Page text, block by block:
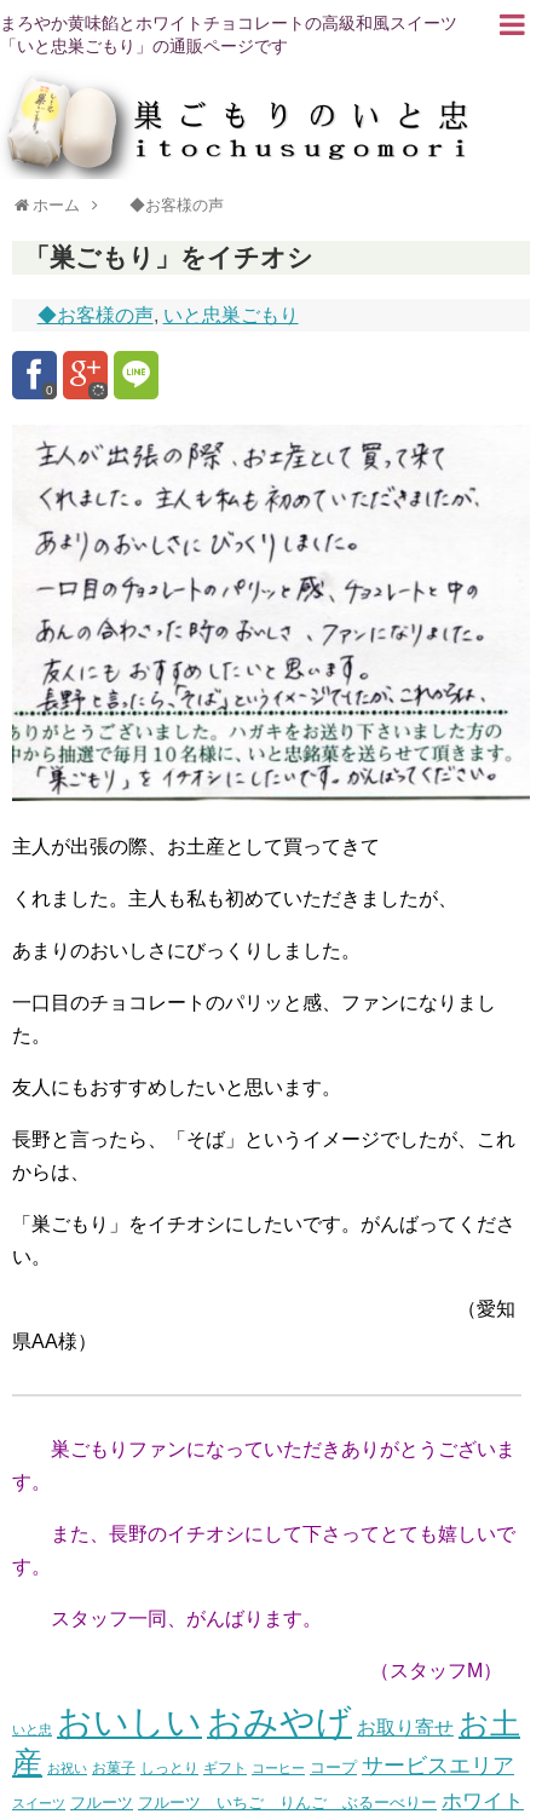
まろやか黄味餡とホワイトチョコレートの高級和風スイーツ
「いと忠巣ごもり」の通販ページです
ホーム ◆お客様の声
「巣ごもり」をイチオシ
◆お客様の声, いと忠巣ごもり
0
主人が出張の際、お土産として買ってきて
くれました。主人も私も初めていただきましたが、
あまりのおいしさにびっくりしました。
一口目のチョコレートのパリッと感、ファンになりまし
た。
友人にもおすすめしたいと思います。
長野と言ったら、「そば」というイメージでしたが、これ
からは、
「巣ごもり」をイチオシにしたいです。がんばってくださ
い。
（愛知
県AA様）
巣ごもりファンになっていただきありがとうございま
す。
また、長野のイチオシにして下さってとても嬉しいで
す。
スタッフ一同、がんばります。
（スタッフM）
いと忠 おいしい おみやげ お取り寄せ お土
産 お祝い お菓子 しっとり ギフト コーヒー コープ サービスエリア
スイーツ フルーツ フルーツ いちご りんご ぶるーべりー ホワイト